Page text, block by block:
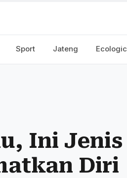
Sport Jateng Ecologic
Ini Jenis
Diri